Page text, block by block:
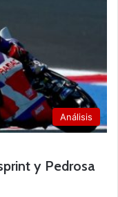
Análisis
y Pedrosa